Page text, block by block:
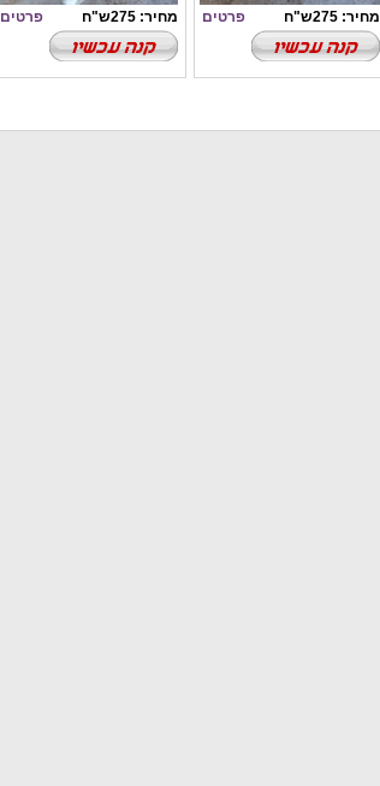
פרטים מחיר: 275ש"ח פרטים מחיר: 275ש"ח